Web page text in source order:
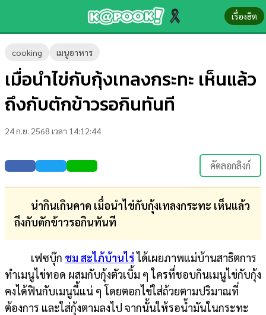
เรื่องฮิต
cooking เมนูอาหาร
เมื่อนำไข่กับกุ้งเทลงกระทะ เห็นแล้ว
ถึงกับตักข้าวรอกินทันที
24 ก.ย. 2568 เวลา 14:12:44
คัดลอกลิงก์
น่ากินเกินคาด เมื่อนำไข่กับกุ้งเทลงกระทะ เห็นแล้ว
ถึงกับตักข้าวรอกินทันที
เฟซบุ๊ก ชม สะไภ้บ้านไร่ได้เผยภาพแม่บ้านสาธิตการ
ทำเมนูไข่ทอด ผสมกับกุ้งตัวเบิ้ม ๆ ใครที่ชอบกินเมนูไข่กับกุ้ง
คงได้ฟินกับเมนูนี้แน่ ๆ โดยตอกไข่ใส่ถ้วยตามปริมาณที่
ต้องการ และใส่กุ้งตามลงไป จากนั้นให้รอน้ำมันในกระทะ
ข่าว-
ความ
รู้
บันเทิง
ตรวจ
หวย
ผล
บอล
การ
เงิน